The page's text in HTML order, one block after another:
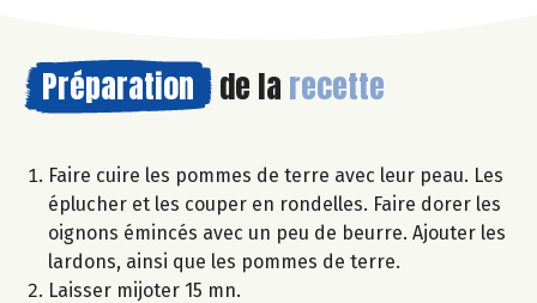
Préparation de la recette
Faire cuire les pommes de terre avec leur peau. Les
éplucher et les couper en rondelles. Faire dorer les
oignons émincés avec un peu de beurre. Ajouter les
lardons, ainsi que les pommes de terre.
Laisser mijoter 15 mn.